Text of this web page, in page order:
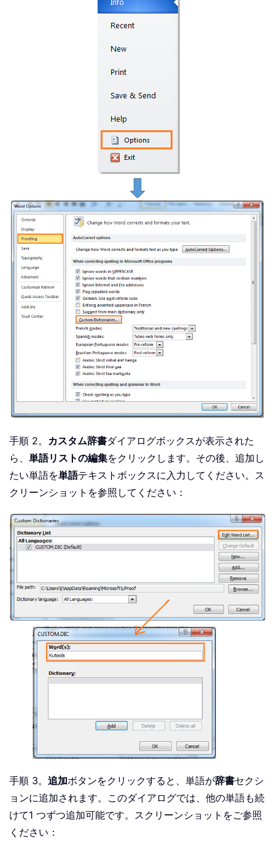
手順 2。 カスタム辞書ダイアログボックスが表示された
ら、 単語リストの編集をクリックします。その後、追加し
たい単語を単語テキストボックスに入力してください。ス
クリーンショットを参照してください：
手順 3。 追加ボタンをクリックすると、単語が辞書セクシ
ョンに追加されます。このダイアログでは、他の単語も続
けて1 つずつ追加可能です。スクリーンショットをご参照
ください：